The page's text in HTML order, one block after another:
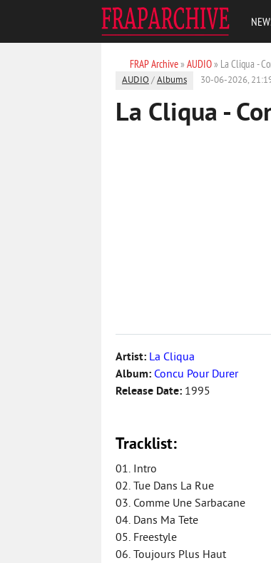
FRAP Archive» AUDIO» La Cliqua -
AUDIO /Albums 30-06-2026,
La Cliqua -
Artist: La Cliqua
Album: Concu Pour Durer
Release Date: 1995
Tracklist:
01. Intro
02. Tue Dans La Rue
03. Comme Une Sarbacane
04. Dans Ma Tete
05. Freestyle
06. Toujours Plus Haut